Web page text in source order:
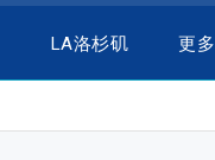
LA洛杉矶 更多